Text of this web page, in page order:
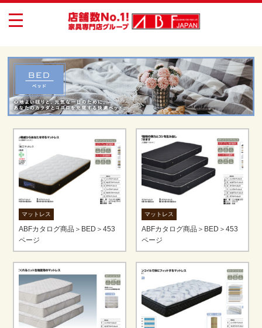
toggle
navigation
マットレス
ABFカタログ商品＞BED＞453
ページ
マットレス
ABFカタログ商品＞BED＞453
ページ